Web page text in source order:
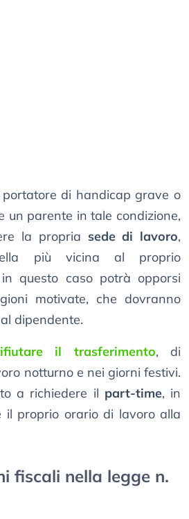
di handicap grave o
un parente in tale condizione,
la propria sede di lavoro,
più vicina al proprio
in questo caso potrà opporsi
motivate, che dovranno
dipendente.
il trasferimento, di
notturno e nei giorni festivi.
a richiedere il part-time, in
il proprio orario di lavoro alla
fiscali nella legge n.